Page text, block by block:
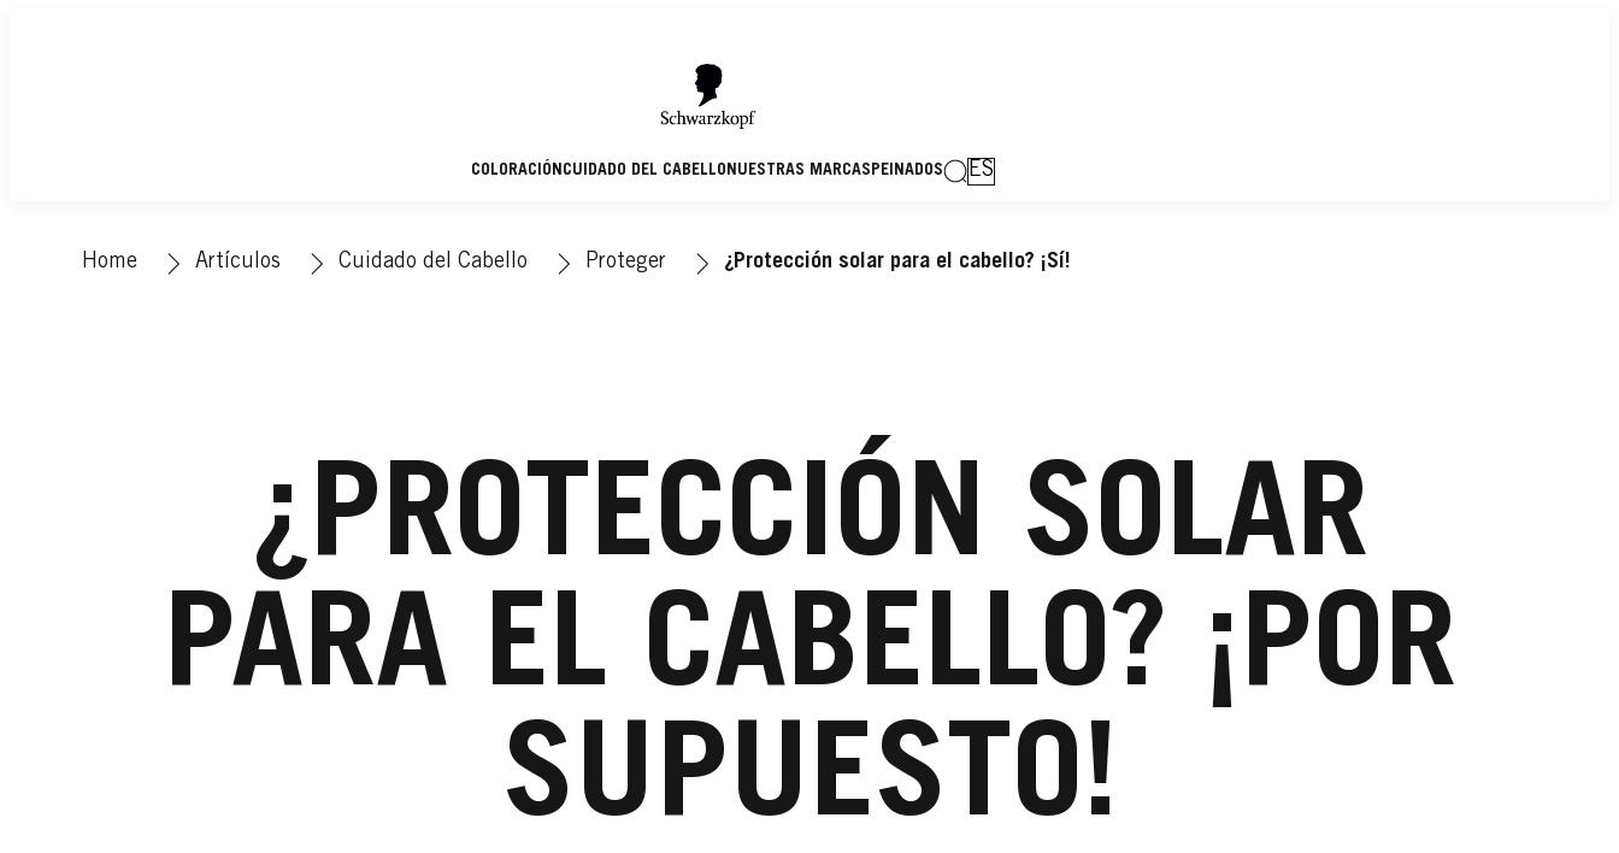
COLORACIÓNCUIDADO DEL CABELLONUESTRAS MARCASPEINADOS ES
Home Artículos Cuidado del Cabello Proteger ¿Protección solar para el cabello? ¡Sí!
¿PROTECCIÓN SOLAR
PARA EL CABELLO? ¡POR
SUPUESTO!